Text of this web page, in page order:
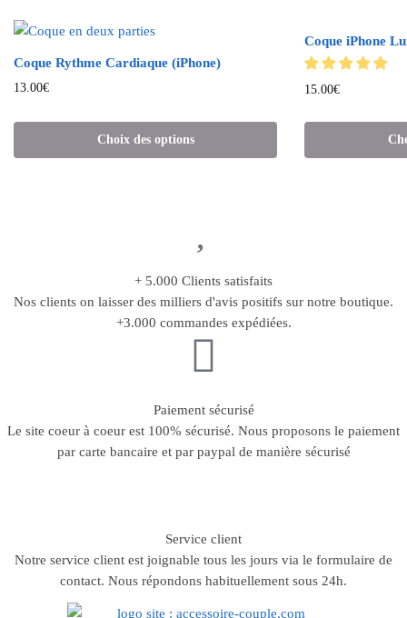
Coque Rythme Cardiaque (iPhone)
13.00€
Choix des options
Coque iPhone
15.00€
+ 5.000 Clients satisfaits
Nos clients on laisser des milliers d'avis positifs sur notre boutique.
+3.000 commandes expédiées.
Paiement sécurisé
Le site coeur à coeur est 100% sécurisé. Nous proposons le paiement
par carte bancaire et par paypal de manière sécurisé
Service client
Notre service client est joignable tous les jours via le formulaire de
contact. Nous répondons habituellement sous 24h.